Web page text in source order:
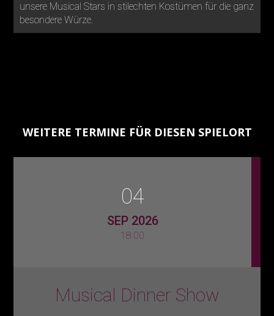
unsere Musical Stars in stilechten Kostümen für die ganz
besondere Würze.
WEITERE TERMINE FÜR DIESEN SPIELORT
04
SEP 2026
18:00
Musical Dinner Show